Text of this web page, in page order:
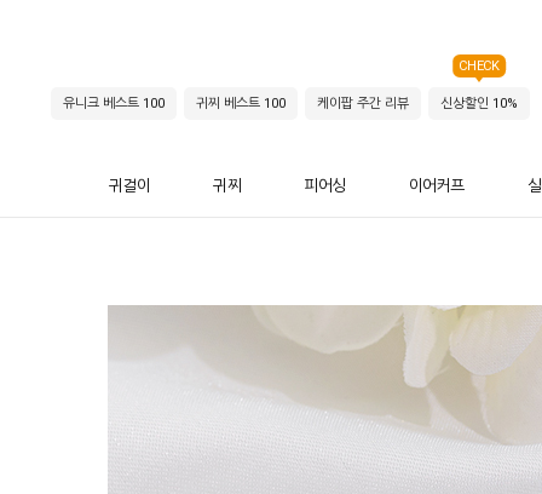
유니크 베스트 100 귀찌 베스트 100 케이팝 주간 리뷰 신상할인 10%
CHECK
귀걸이 귀찌 피어싱 이어커프